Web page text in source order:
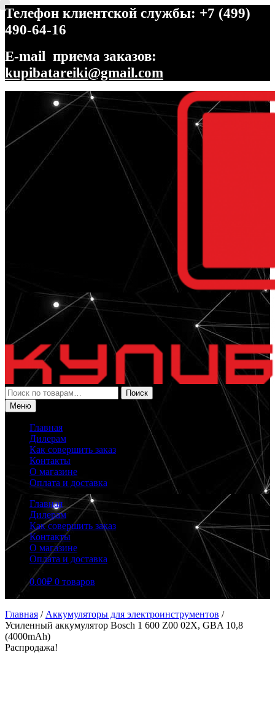
Телефон клиентской службы: +7 (499)
490-64-16
E-mail приема заказов:
kupibatareiki@gmail.com
Перейти
навигации
Перейти
содержимому
Искать:
Поиск
Меню
Главная
Дилерам
Как совершить заказ
Контакты
О магазине
Оплата и доставка
Главная
Дилерам
Как совершить заказ
Контакты
О магазине
Оплата и доставка
0.00₽ 0 товаров
Главная / Аккумуляторы для электроинструментов /
Усиленный аккумулятор Bosch 1 600 Z00 02X, GBA 10,8
(4000mAh)
Распродажа!